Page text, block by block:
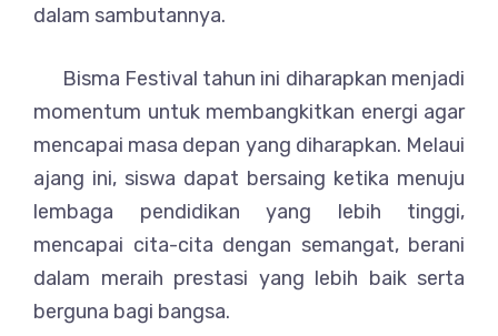
dalam sambutannya.
Bisma Festival tahun ini diharapkan menjadi
momentum untuk membangkitkan energi agar
mencapai masa depan yang diharapkan. Melaui
ajang ini, siswa dapat bersaing ketika menuju
lembaga pendidikan yang lebih tinggi,
mencapai cita-cita dengan semangat, berani
dalam meraih prestasi yang lebih baik serta
berguna bagi bangsa.